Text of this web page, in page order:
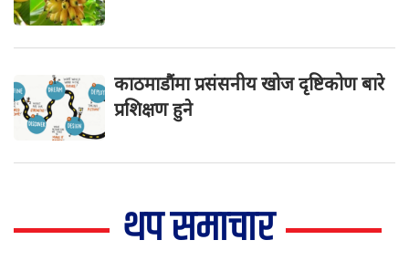
काठमाडौंमा प्रसंसनीय खोज दृष्टिकोण बारे
प्रशिक्षण हुने
थप समाचार